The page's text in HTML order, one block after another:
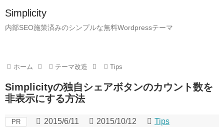
Simplicity
内部SEO施策済みのシンプルな無料Wordpressテーマ
ホーム テーマ改造 Tips
Simplicityの独自シェアボタンのカウント数を
非表示にする方法
PR 2015/6/11 2015/10/12 Tips